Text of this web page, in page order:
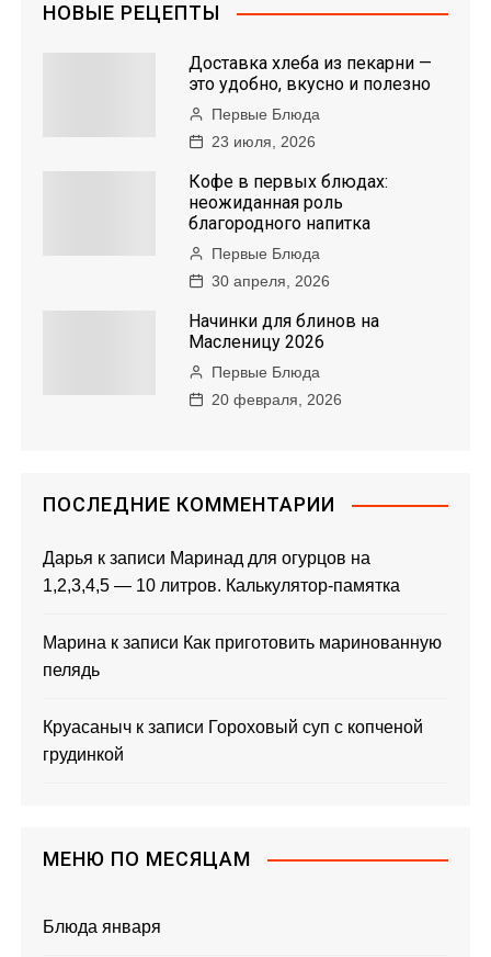
НОВЫЕ РЕЦЕПТЫ
Доставка хлеба из пекарни —
это удобно, вкусно и полезно
Первые Блюда
23 июля, 2026
Кофе в первых блюдах:
неожиданная роль
благородного напитка
Первые Блюда
30 апреля, 2026
Начинки для блинов на
Масленицу 2026
Первые Блюда
20 февраля, 2026
ПОСЛЕДНИЕ КОММЕНТАРИИ
Дарья к записи Маринад для огурцов на
1,2,3,4,5 — 10 литров. Калькулятор-памятка
Марина к записи Как приготовить маринованную
пелядь
Круасаныч к записи Гороховый суп с копченой
грудинкой
МЕНЮ ПО МЕСЯЦАМ
Блюда января